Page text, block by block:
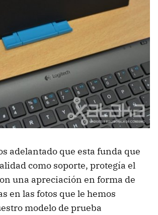
adelantado que esta funda que
como soporte, protegía el
una apreciación en forma de
en las fotos que le hemos
modelo de prueba